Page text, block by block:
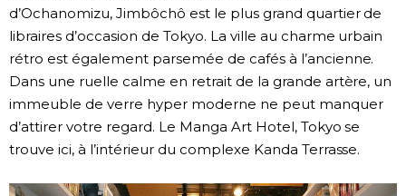
Personnages
Chroniques
Images
Vidéos
d’Ochanomizu, Jimbôchô est le plus grand quartier de
libraires d’occasion de Tokyo. La ville au charme urbain
rétro est également parsemée de cafés à l’ancienne.
Dans une ruelle calme en retrait de la grande artère, un
immeuble de verre hyper moderne ne peut manquer
d’attirer votre regard. Le Manga Art Hotel, Tokyo se
trouve ici, à l’intérieur du complexe Kanda Terrasse.